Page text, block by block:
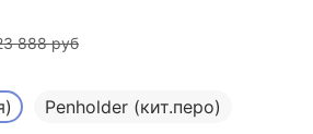
888 руб
Penholder (кит.перо)